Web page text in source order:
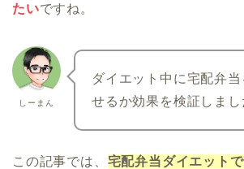
たいですね。
しーまん
ダイエット中に宅配弁
せるか効果を検証しまし
この記事では、 宅配弁当ダイエット